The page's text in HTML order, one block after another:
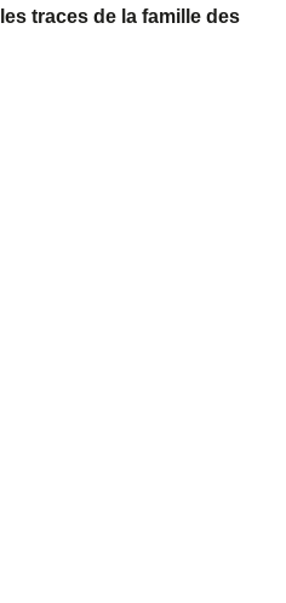
traces de la famille des